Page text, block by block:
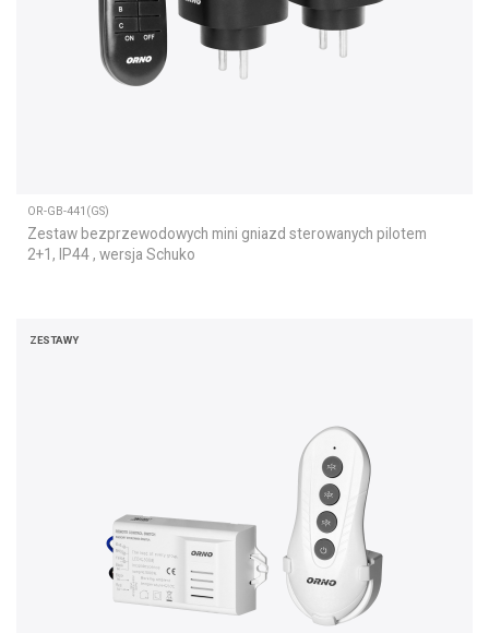
OR-GB-441(GS)
Zestaw bezprzewodowych mini gniazd sterowanych pilotem
2+1, IP44 , wersja Schuko
ZESTAWY